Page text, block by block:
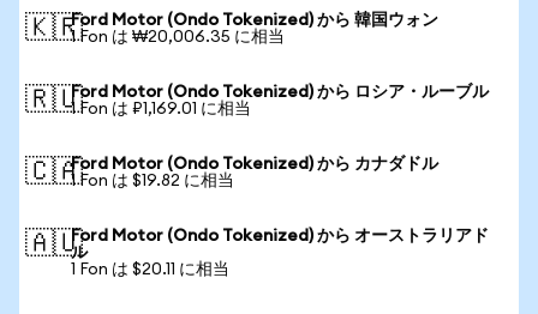
🇰🇷Ford Motor (Ondo Tokenized) から 韓国ウォン
1 Fon は ₩20,006.35 に相当
🇷🇺Ford Motor (Ondo Tokenized) から ロシア・ルーブル
1 Fon は ₽1,169.01 に相当
🇨🇦Ford Motor (Ondo Tokenized) から カナダドル
1 Fon は $19.82 に相当
🇦🇺Ford Motor (Ondo Tokenized) から オーストラリアド
ル
1 Fon は $20.11 に相当